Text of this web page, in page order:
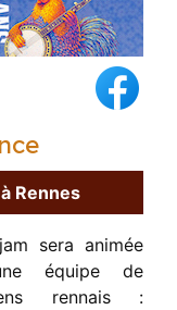
Rennes
sera animée
équipe de
rennais :